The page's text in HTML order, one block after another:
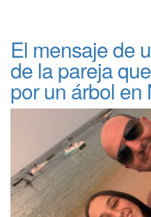
El mensaje de
de la pareja
por un árbol en